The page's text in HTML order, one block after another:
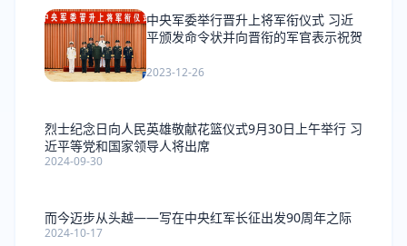
中央军委举行晋升上将军衔仪式 习近
平颁发命令状并向晋衔的军官表示祝贺
2023-12-26
烈士纪念日向人民英雄敬献花篮仪式9月30日上午举行 习
近平等党和国家领导人将出席
2024-09-30
而今迈步从头越——写在中央红军长征出发90周年之际
2024-10-17